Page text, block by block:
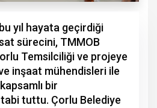
yıl hayata geçirdiği
sürecini, TMMOB
Temsilciliği ve projeye
inşaat mühendisleri ile
bir
tuttu. Çorlu Belediye